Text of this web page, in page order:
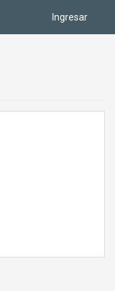
Ingresar